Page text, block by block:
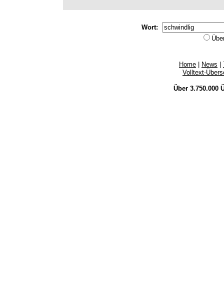
Wort:
Home News
Volltext-
Über 3.750.000